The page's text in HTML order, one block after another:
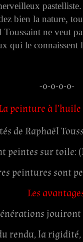
bien la nature,
ne veut
qui le connaissent
-0-0-0-0-
peinture à
de Raphaël
peintes sur toile:
peintures sont
Les
rendu, la